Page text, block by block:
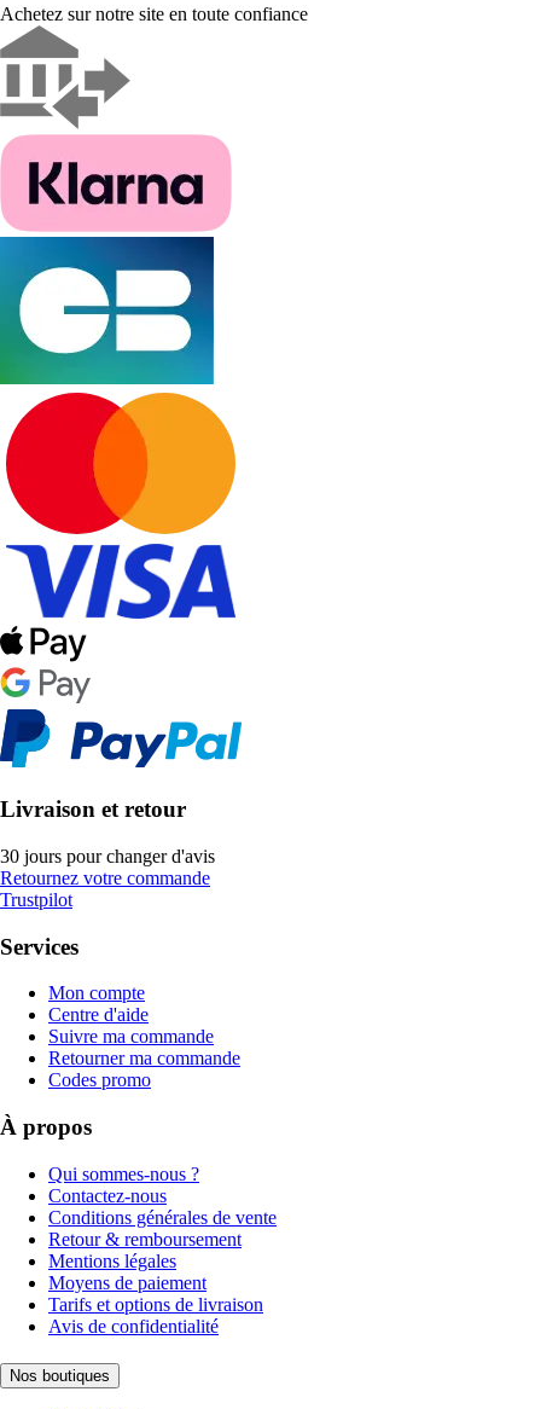
Achetez sur notre site en toute confiance
Livraison et retour
30 jours pour changer d'avis
Retournez votre commande
Trustpilot
Services
Mon compte
Centre d'aide
Suivre ma commande
Retourner ma commande
Codes promo
À propos
Qui sommes-nous ?
Contactez-nous
Conditions générales de vente
Retour & remboursement
Mentions légales
Moyens de paiement
Tarifs et options de livraison
Avis de confidentialité
Nos boutiques